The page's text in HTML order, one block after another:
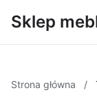
Sklep
Strona główna /